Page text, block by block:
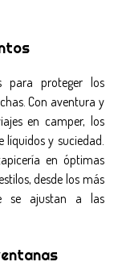
para proteger los
Con aventura y
en camper, los
y suciedad.
en óptimas
desde los más
se ajustan a las